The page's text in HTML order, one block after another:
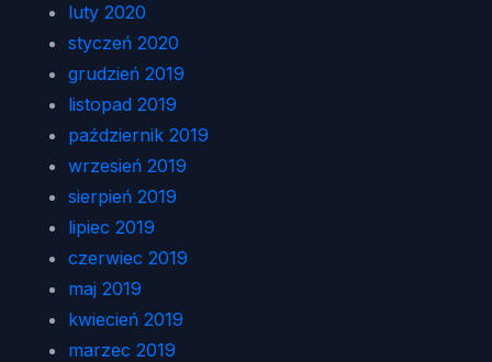
luty 2020
styczeń 2020
grudzień 2019
listopad 2019
październik 2019
wrzesień 2019
sierpień 2019
lipiec 2019
czerwiec 2019
maj 2019
kwiecień 2019
marzec 2019